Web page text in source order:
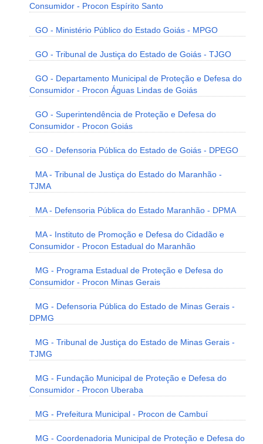
Consumidor - Procon Espírito Santo
GO - Ministério Público do Estado Goiás - MPGO
GO - Tribunal de Justiça do Estado de Goiás - TJGO
GO - Departamento Municipal de Proteção e Defesa do
Consumidor - Procon Águas Lindas de Goiás
GO - Superintendência de Proteção e Defesa do
Consumidor - Procon Goiás
GO - Defensoria Pública do Estado de Goiás - DPEGO
MA - Tribunal de Justiça do Estado do Maranhão -
TJMA
MA - Defensoria Pública do Estado Maranhão - DPMA
MA - Instituto de Promoção e Defesa do Cidadão e
Consumidor - Procon Estadual do Maranhão
MG - Programa Estadual de Proteção e Defesa do
Consumidor - Procon Minas Gerais
MG - Defensoria Pública do Estado de Minas Gerais -
DPMG
MG - Tribunal de Justiça do Estado de Minas Gerais -
TJMG
MG - Fundação Municipal de Proteção e Defesa do
Consumidor - Procon Uberaba
MG - Prefeitura Municipal - Procon de Cambuí
MG - Coordenadoria Municipal de Proteção e Defesa do